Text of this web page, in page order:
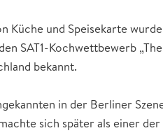
Küche und Speisekarte
SAT1-Kochwettbewerb
bekannt.
in der Berliner
sich später als einer